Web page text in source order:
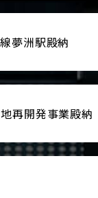
夢洲駅殿納
再開発事業殿納